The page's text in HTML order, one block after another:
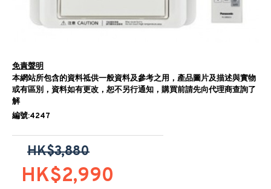
免責聲明
本網站所包含的資料祗供一般資料及參考之用，產品圖片及描述與實物
或有區別，資料如有更改，恕不另行通知，購買前請先向代理商查詢了
解
編號:4247
HK$2,990
HK$3,880